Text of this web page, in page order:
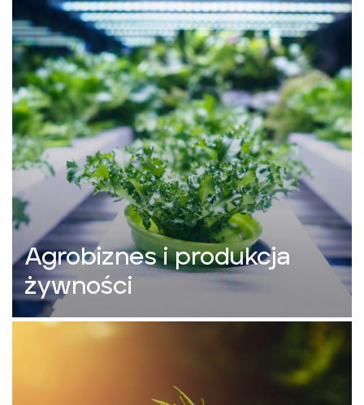
Agrobiznes i produkcja
żywności